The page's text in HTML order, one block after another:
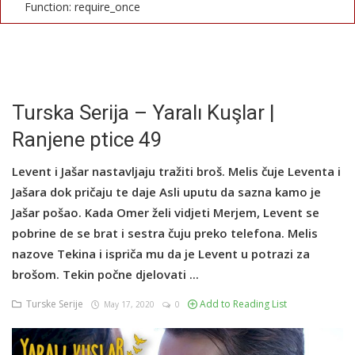
Function: require_once
Turska Serija – Yaralı Kuşlar |
Ranjene ptice 49
Levent i Jašar nastavljaju tražiti broš. Melis čuje Leventa i
Jašara dok pričaju te daje Asli uputu da sazna kamo je
Jašar pošao. Kada Omer želi vidjeti Merjem, Levent se
pobrine de se brat i sestra čuju preko telefona. Melis
nazove Tekina i ispriča mu da je Levent u potrazi za
brošom. Tekin počne djelovati ...
Turske Serije May 17, 2020 0 Add to Reading List